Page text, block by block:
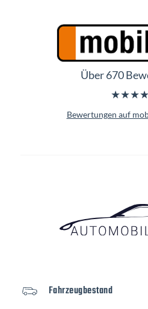
Über 670
Bewertungen auf
Fahrzeugbestand